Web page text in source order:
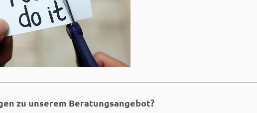
zu unserem Beratungsangebot?